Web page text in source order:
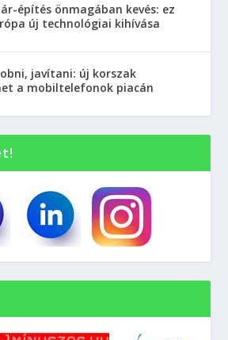
építés önmagában kevés: ez
új technológiai kihívása
javítani: új korszak
a mobiltelefonok piacán